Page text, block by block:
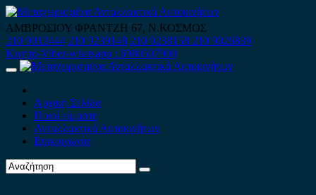
Skip
to
content
ΑΜΒΡΟΣΙΟΥ ΦΡΑΝΤΖΗ 67, Ν.ΚΟΣΜΟΣ
210 9012444 210 9239148 210 9238158 210 9026839
Κινητό-Viber-whatsapp : 6980507900
Primary
Αρχική Σελίδα
Ποιοί είμαστε
Ανταλλακτικά Αυτοκινήτων
Επικοινωνία